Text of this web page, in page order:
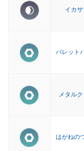
イカサ
バレット
メタル
はがねの